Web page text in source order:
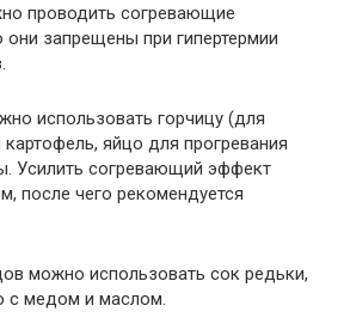
проводить согревающие
запрещены при гипертермии
использовать горчицу (для
яйцо для прогревания
Усилить согревающий эффект
после чего рекомендуется
можно использовать сок редьки,
с медом и маслом.